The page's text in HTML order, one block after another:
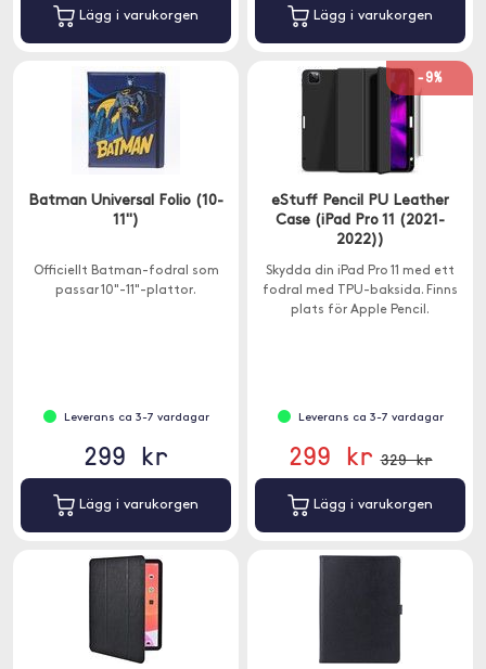
Lägg i varukorgen Lägg i varukorgen
Batman Universal Folio (10-
11")
Officiellt Batman-fodral som
passar 10"-11"-plattor.
Leverans ca 3-7 vardagar
299 kr
Lägg i varukorgen
-9%
eStuff Pencil PU Leather
Case (iPad Pro 11 (2021-
2022))
Skydda din iPad Pro 11 med ett
fodral med TPU-baksida. Finns
plats för Apple Pencil.
Leverans ca 3-7 vardagar
299 kr 329 kr
Lägg i varukorgen